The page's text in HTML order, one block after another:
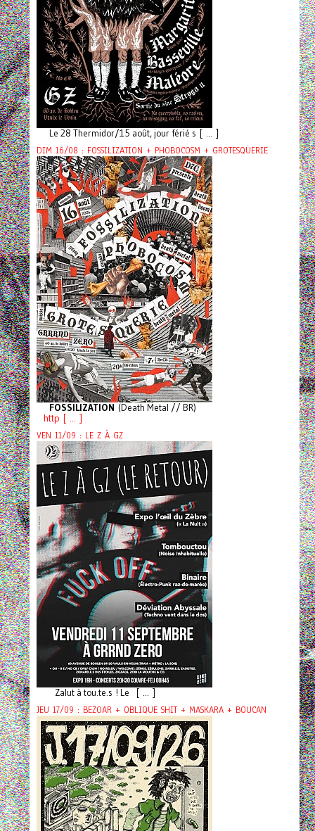
Le 28 Thermidor/15 août, jour férié s [ ... ]
DIM 16/08 : FOSSILIZATION + PHOBOCOSM + GROTESQUERIE
FOSSILIZATION (Death Metal // BR)
http [ ... ]
VEN 11/09 : LE Z À GZ
Zalut à tou.te.s ! Le [ ... ]
JEU 17/09 : BEZOAR + OBLIQUE SHIT + MASKARA + BOUCAN